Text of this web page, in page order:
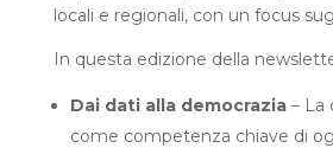
locali e regionali, con un focus
In questa edizione della
Dai dati alla democrazia– La
come competenza chiave di